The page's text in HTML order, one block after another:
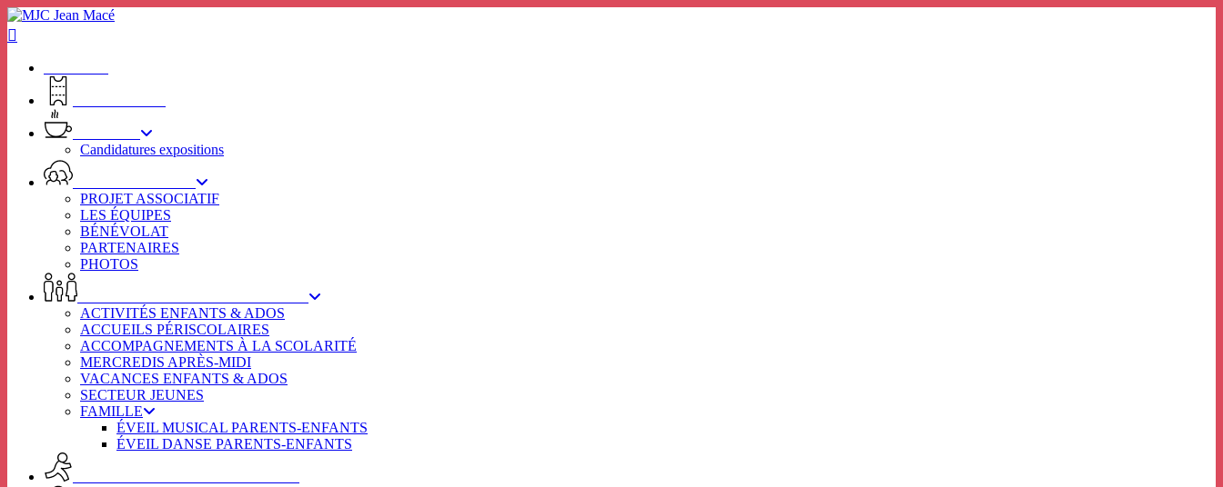
Skip
to
main
content
Candidatures expositions
PROJET ASSOCIATIF
LES ÉQUIPES
BÉNÉVOLAT
PARTENAIRES
PHOTOS
ACTIVITÉS ENFANTS & ADOS
ACCUEILS PÉRISCOLAIRES
ACCOMPAGNEMENTS À LA SCOLARITÉ
MERCREDIS APRÈS-MIDI
VACANCES ENFANTS & ADOS
SECTEUR JEUNES
FAMILLE
ÉVEIL MUSICAL PARENTS-ENFANTS
ÉVEIL DANSE PARENTS-ENFANTS